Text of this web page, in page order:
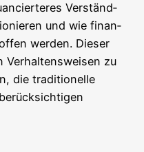
Ver­ständ­
und wie finan­
wer­den. Die­ser
Ver­hal­tens­wei­sen zu
die tra­di­tio­nel­le